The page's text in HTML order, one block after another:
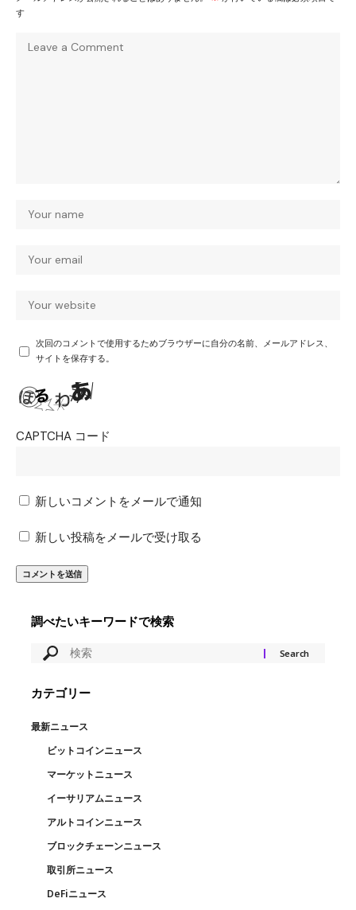
す
次回のコメントで使用するためブラウザーに自分の名前、メールアドレス、
サイトを保存する。
CAPTCHA コード
新しいコメントをメールで通知
新しい投稿をメールで受け取る
調べたいキーワードで検索
カテゴリー
最新ニュース
ビットコインニュース
マーケットニュース
イーサリアムニュース
アルトコインニュース
ブロックチェーンニュース
取引所ニュース
DeFiニュース